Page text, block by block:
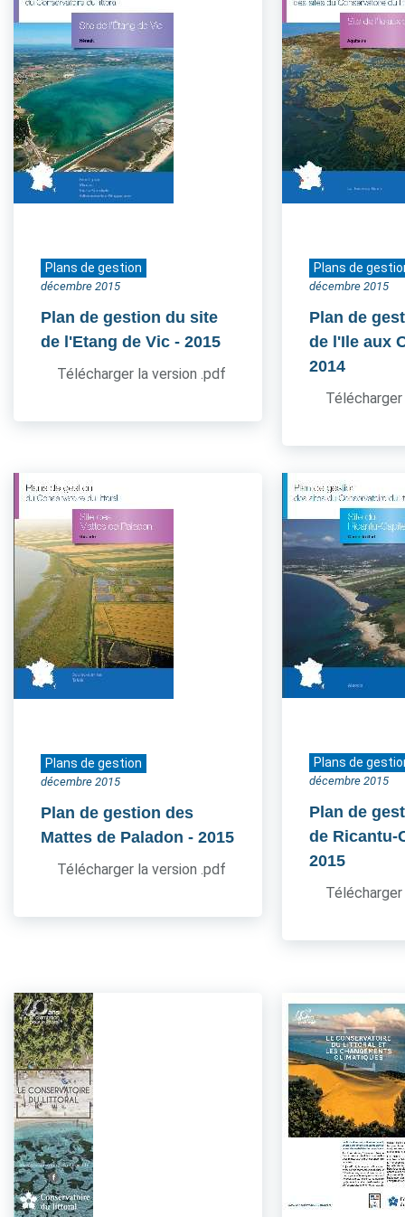
Plans de gestion
décembre 2015
Plan de gestion du site
de l'Etang de Vic - 2015
Télécharger la version .pdf
Plans de
décembre 2015
Plan de
de l'Ile aux
2014
Plans de gestion
décembre 2015
Plan de gestion des
Mattes de Paladon - 2015
Télécharger la version .pdf
Plans de
décembre 2015
Plan de
de Ricantu-
2015